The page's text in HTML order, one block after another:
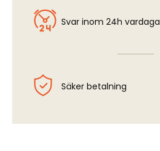
Svar inom 24h
Säker betalning